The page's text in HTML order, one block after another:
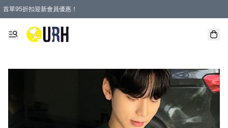
首單95折扣迎新會員優惠！
特選會員可享全單低至 95 折優惠！
單一訂單滿HKD600(澳門HKD800)包郵寄順豐送到家。